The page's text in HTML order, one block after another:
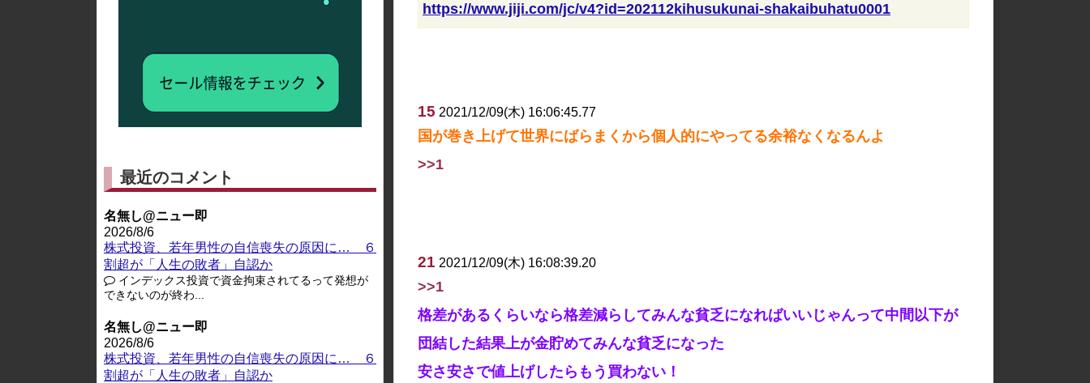
https://www.jiji.com/jc/v4?id=202112kihusukunai-shakaibuhatu0001
15 2021/12/09(木) 16:06:45.77
国が巻き上げて世界にばらまくから個人的にやってる余裕なくなるんよ
>>1
21 2021/12/09(木) 16:08:39.20
>>1
格差があるくらいなら格差減らしてみんな貧乏になればいいじゃんって中間以下が
団結した結果上が金貯めてみんな貧乏になった
安さ安さで値上げしたらもう買わない！
最近のコメント
名無し@ニュー即
2026/8/6
株式投資、若年男性の自信喪失の原因に… ６
割超が「人生の敗者」自認か
インデックス投資で資金拘束されてるって発想が
できないのが終わ...
名無し@ニュー即
2026/8/6
株式投資、若年男性の自信喪失の原因に… ６
割超が「人生の敗者」自認か